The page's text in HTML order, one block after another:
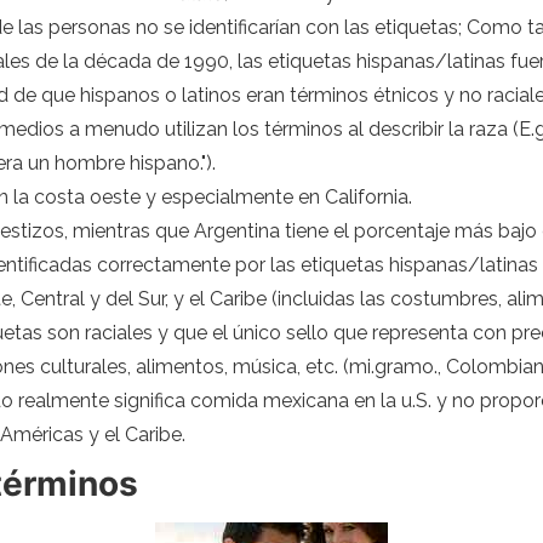
las personas no se identificarían con las etiquetas; Como
de la década de 1990, las etiquetas hispanas/latinas
que hispanos o latinos eran términos étnicos y no
a menudo utilizan los términos al describir la raza
un hombre hispano.").
la costa oeste y especialmente en California.
mientras que Argentina tiene el porcentaje más
correctamente por las etiquetas hispanas/
Central y del Sur, y el Caribe (incluidas las costumbres,
son raciales y que el único sello que representa con
culturales, alimentos, música, etc. (mi.gramo.,
realmente significa comida mexicana en la u.S. y no
y el Caribe.